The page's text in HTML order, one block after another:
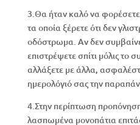
3.Θα ήταν καλό να
τα οποία ξέρετε ότι δεν
οδόστρωμα. Αν δεν
επιστρέψετε σπίτι μόλις το
αλλάξετε με άλλα,
ημερολόγιό σας την
4.Στην περίπτωση
λασπωμένα μονοπάτια